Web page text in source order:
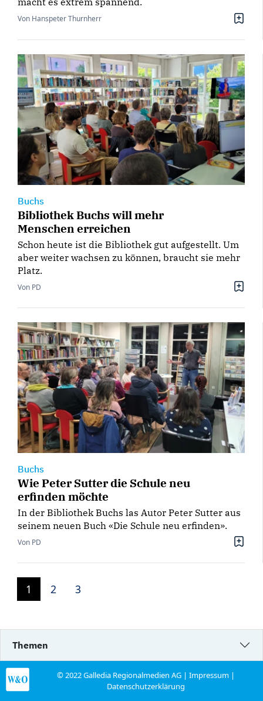
Von Hanspeter Thurnherr
Buchs
Bibliothek Buchs will mehr
Menschen erreichen
Schon heute ist die Bibliothek gut aufgestellt. Um
aber weiter wachsen zu können, braucht sie mehr
Platz.
Von PD
Buchs
Wie Peter Sutter die Schule neu
erfinden möchte
In der Bibliothek Buchs las Autor Peter Sutter aus
seinem neuen Buch «Die Schule neu erfinden».
Von PD
1 2 3
Themen
© 2022 Galledia Regionalmedien AG |Impressum |
Datenschutzerklärung